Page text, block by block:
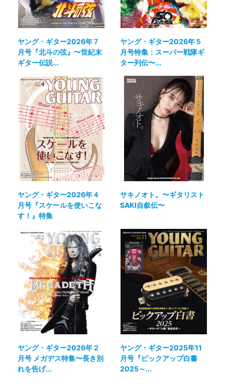
ヤング・ギター2026年７
月号『北斗の弦』〜世紀末
ギター伝説...
ヤング・ギター2026年５
月号特集：スーパー戦隊ギ
ター列伝〜...
ヤング・ギター2026年４
月号『スケールを使いこな
す！』特集
サキノオト。〜ギタリスト
SAKI自叙伝〜
ヤング・ギター2026年２
月号 メガデス特集〜長き別
れを告げ...
ヤング・ギター2025年11
月号『ピックアップ白書
2025～...